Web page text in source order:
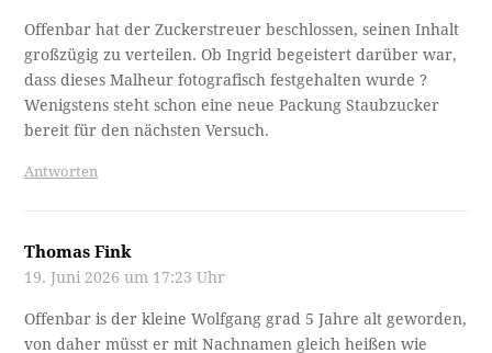
Offenbar hat der Zuckerstreuer beschlossen, seinen Inhalt
großzügig zu verteilen. Ob Ingrid begeistert darüber war,
dass dieses Malheur fotografisch festgehalten wurde ?
Wenigstens steht schon eine neue Packung Staubzucker
bereit für den nächsten Versuch.
Antworten
Thomas Fink
19. Juni 2026 um 17:23 Uhr
Offenbar is der kleine Wolfgang grad 5 Jahre alt geworden,
von daher müsst er mit Nachnamen gleich heißen wie